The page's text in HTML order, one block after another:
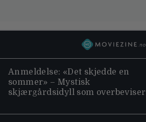
Anmeldelse: «Det skjedde en
sommer» – Mystisk
skjærgårdsidyll som overbeviser